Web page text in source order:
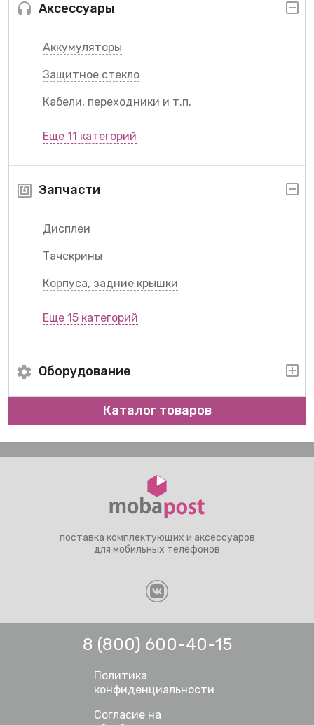
Аксессуары
Аккумуляторы
Защитное стекло
Кабели, переходники и т.п.
Еще 11 категорий
Запчасти
Дисплеи
Тачскрины
Корпуса, задние крышки
Еще 15 категорий
Оборудование
Каталог товаров
поставка комплектующих и аксессуаров
для мобильных телефонов
8 (800) 600-40-15
Политика
конфиденциальности
Согласие на